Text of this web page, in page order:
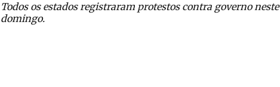
Todos os estados registraram protestos contra governo neste
domingo.